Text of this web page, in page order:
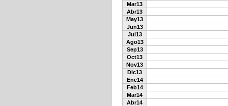
Mar13
Abr13
May13
Jun13
Jul13
Ago13
Sep13
Oct13
Nov13
Dic13
Ene14
Feb14
Mar14
Abr14